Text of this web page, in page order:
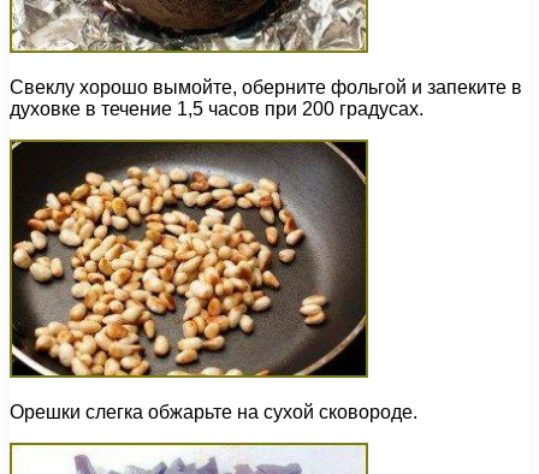
Свеклу хорошо вымойте, оберните фольгой и запеките в
духовке в течение 1,5 часов при 200 градусах.
Орешки слегка обжарьте на сухой сковороде.